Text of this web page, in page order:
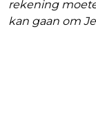
rekening
kan gaan om